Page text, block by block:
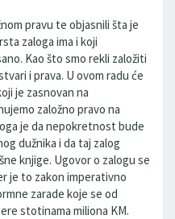
pravu te objasnili šta je
zaloga ima i koji
Kao što smo rekli založiti
i prava. U ovom radu će
je zasnovan na
založno pravo na
je da nepokretnost bude
dužnika i da taj zalog
knjige. Ugovor o zalogu se
je to zakon imperativno
zarade koje se od
stotinama miliona KM.